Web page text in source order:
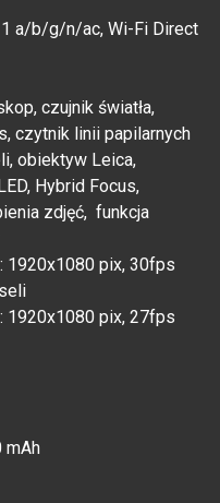
a/b/g/n/ac, Wi-Fi Direct
czujnik światła,
czytnik linii papilarnych
obiektyw Leica,
Hybrid Focus,
zdjęć, funkcja
pix, 30fps
pix, 27fps
mAh